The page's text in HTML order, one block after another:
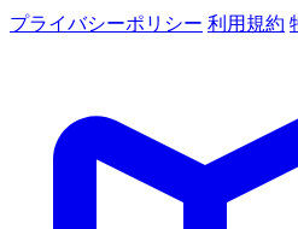
プライバシーポリシー 利用規約